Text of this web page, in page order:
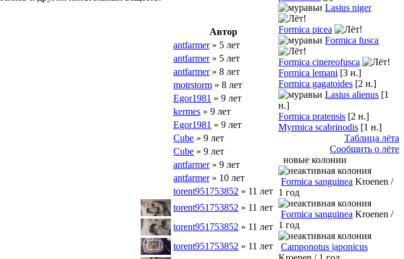
Автор
antfarmer» 5 лет
antfarmer» 5 лет
antfarmer» 8 лет
motrstorm » 8 лет
Egor1981 » 9 лет
kermes » 9 лет
Egor1981 » 9 лет
Cube » 9 лет
Cube » 9 лет
antfarmer» 9 лет
antfarmer» 10 лет
torent951753852 » 11 лет
torent951753852 » 11 лет
torent951753852 » 11 лет
torent951753852 » 11 лет
Lasius niger
Formica picea
Formica fusca
Formica cinereofusca
Formica lemani [3 н.]
Formica gagatoides [2 н.]
Lasius alienus [1
н.]
Formica pratensis [2 н.]
Myrmica scabrinodis [1 н.]
Таблица лёта
Сообщить о лёте
новые колонии
Formica sanguinea Kroenen /
1 год
Formica sanguinea Kroenen /
1 год
Camponotus japonicus